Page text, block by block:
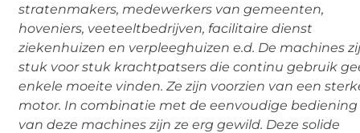
stratenmakers, medewerkers van gemeenten,
hoveniers, veeteeltbedrijven, facilitaire dienst
ziekenhuizen en verpleeghuizen e.d. De machines
stuk voor stuk krachtpatsers die continu gebruik
enkele moeite vinden. Ze zijn voorzien van een
motor. In combinatie met de eenvoudige bediening
van deze machines zijn ze erg gewild. Deze solide